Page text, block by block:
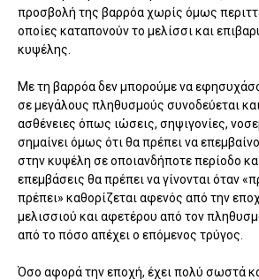
προσβολή της βαρρόα χωρίς όμως
οποίες καταπονούν το μελίσσι και
κυψέλης.
Με τη βαρρόα δεν μπορούμε να
σε μεγάλους πληθυσμούς συνοδεύεται
ασθένειες όπως ιώσεις, σηψιγονίες,
σημαίνει όμως ότι θα πρέπει να
στην κυψέλη σε οποιανδήποτε περίοδο
επεμβάσεις θα πρέπει να γίνονται όταν
πρέπει» καθορίζεται αφενός από την
μελισσιού και αφετέρου από τον
από το πόσο απέχει ο επόμενος τρύγος.
Όσο αφορά την εποχή, έχει πολύ σωστά